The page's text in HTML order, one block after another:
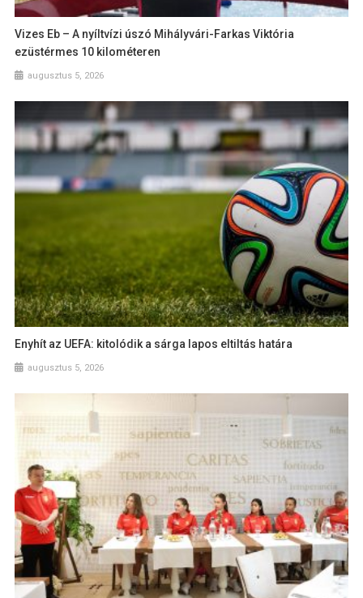
Vizes Eb – A nyíltvízi úszó Mihályvári-Farkas Viktória
ezüstérmes 10 kilométeren
augusztus 5, 2026
Enyhít az UEFA: kitolódik a sárga lapos eltiltás határa
augusztus 5, 2026